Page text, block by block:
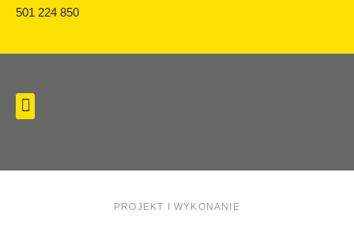
501 224 850
PROJEKT I WYKONANIE